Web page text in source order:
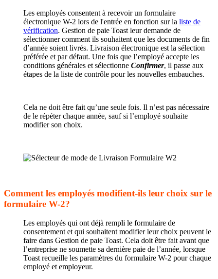
Les employés consentent à recevoir un formulaire
électronique W-2 lors de l'entrée en fonction sur la liste de
vérification. Gestion de paie Toast leur demande de
sélectionner comment ils souhaitent que les documents de fin
d’année soient livrés. Livraison électronique est la sélection
préférée et par défaut. Une fois que l’employé accepte les
conditions générales et sélectionne Confirmer, il passe aux
étapes de la liste de contrôle pour les nouvelles embauches.
Cela ne doit être fait qu’une seule fois. Il n’est pas nécessaire
de le répéter chaque année, sauf si l’employé souhaite
modifier son choix.
Comment les employés modifient-ils leur choix sur le
formulaire W-2?
Les employés qui ont déjà rempli le formulaire de
consentement et qui souhaitent modifier leur choix peuvent le
faire dans Gestion de paie Toast. Cela doit être fait avant que
l’entreprise ne soumette sa dernière paie de l’année, lorsque
Toast recueille les paramètres du formulaire W-2 pour chaque
employé et employeur.